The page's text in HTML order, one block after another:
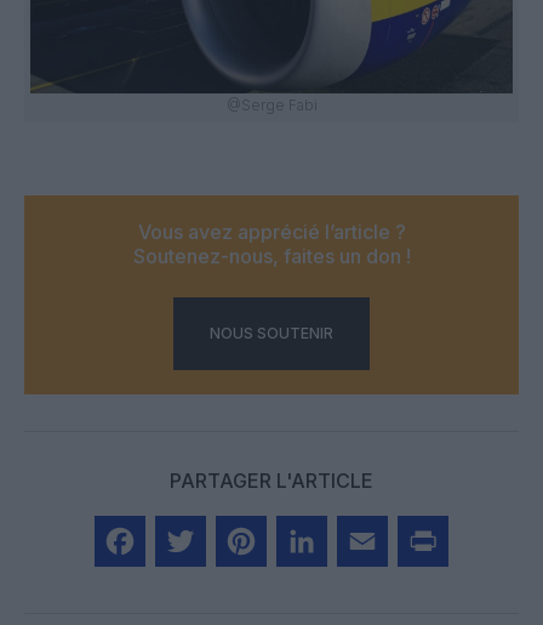
@Serge Fabi
Vous avez apprécié l’article ?
Soutenez-nous, faites un don !
NOUS SOUTENIR
PARTAGER L'ARTICLE